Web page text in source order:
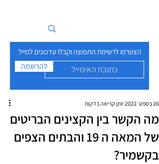
הצטרפו לרשימת התפוצה וקבלו עדכונים למייל
להרשמה
מה הקשר בין הקצינים הבריטים
של המאה ה 19 והבתים הצפים
בקשמיר?
26 בספט׳ 2022 זמן קריאה 1 דקות